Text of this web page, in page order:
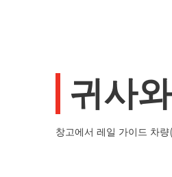
귀사
창고에서 레일 가이드 차